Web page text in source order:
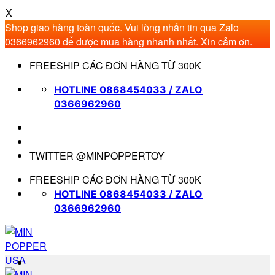
X
Shop giao hàng toàn quốc. Vui lòng nhắn tin qua Zalo
0366962960 để được mua hàng nhanh nhất. Xin cảm ơn.
qua
FREESHIP CÁC ĐƠN HÀNG TỪ 300K
HOTLINE 0868454033 / ZALO
0366962960
TWITTER @MINPOPPERTOY
FREESHIP CÁC ĐƠN HÀNG TỪ 300K
HOTLINE 0868454033 / ZALO
0366962960